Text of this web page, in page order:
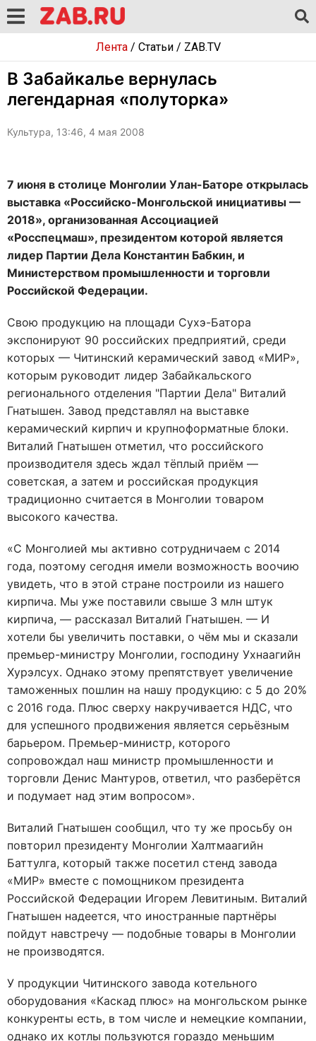
Лента/ Статьи/ ZAB.TV
В Забайкалье вернулась
легендарная «полуторка»
Культура, 13:46, 4 мая 2008
7 июня в столице Монголии Улан-Баторе открылась
выставка «Российско-Монгольской инициативы —
2018», организованная Ассоциацией
«Росспецмаш», президентом которой является
лидер Партии Дела Константин Бабкин, и
Министерством промышленности и торговли
Российской Федерации.
Свою продукцию на площади Сухэ-Батора
экспонируют 90 российских предприятий, среди
которых — Читинский керамический завод «МИР»,
которым руководит лидер Забайкальского
регионального отделения "Партии Дела" Виталий
Гнатышен. Завод представлял на выставке
керамический кирпич и крупноформатные блоки.
Виталий Гнатышен отметил, что российского
производителя здесь ждал тёплый приём —
советская, а затем и российская продукция
традиционно считается в Монголии товаром
высокого качества.
«С Монголией мы активно сотрудничаем с 2014
года, поэтому сегодня имели возможность воочию
увидеть, что в этой стране построили из нашего
кирпича. Мы уже поставили свыше 3 млн штук
кирпича, — рассказал Виталий Гнатышен. — И
хотели бы увеличить поставки, о чём мы и сказали
премьер-министру Монголии, господину Ухнаагийн
Хурэлсух. Однако этому препятствует увеличение
таможенных пошлин на нашу продукцию: с 5 до 20%
с 2016 года. Плюс сверху накручивается НДС, что
для успешного продвижения является серьёзным
барьером. Премьер-министр, которого
сопровождал наш министр промышленности и
торговли Денис Мантуров, ответил, что разберётся
и подумает над этим вопросом».
Виталий Гнатышен сообщил, что ту же просьбу он
повторил президенту Монголии Халтмаагийн
Баттулга, который также посетил стенд завода
«МИР» вместе с помощником президента
Российской Федерации Игорем Левитиным. Виталий
Гнатышен надеется, что иностранные партнёры
пойдут навстречу — подобные товары в Монголии
не производятся.
У продукции Читинского завода котельного
оборудования «Каскад плюс» на монгольском рынке
конкуренты есть, в том числе и немецкие компании,
однако их котлы пользуются гораздо меньшим